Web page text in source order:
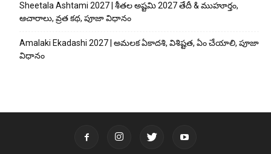
Sheetala Ashtami 2027 | శీతల అష్టమి 2027 తేదీ & ముహూర్తం,
ఆచారాలు, వ్రత కథ, పూజా విధానం
Amalaki Ekadashi 2027 | అమలక ఏకాదశి, విశిష్టత, ఏం చేయాలి, పూజా
విధానం